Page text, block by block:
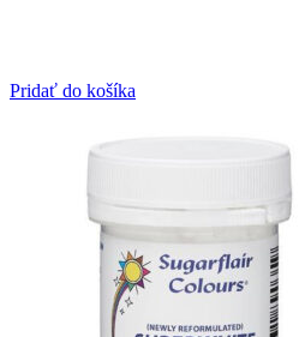
Pridať do košíka